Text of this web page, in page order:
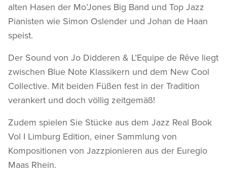
alten Hasen der Mo’Jones Big Band und Top Jazz
Pianisten wie Simon Oslender und Johan de Haan
speist.
Der Sound von Jo Didderen & L’Equipe de Rêve liegt
zwischen Blue Note Klassikern und dem New Cool
Collective. Mit beiden Füßen fest in der Tradition
verankert und doch völlig zeitgemäß!
Zudem spielen Sie Stücke aus dem Jazz Real Book
Vol I Limburg Edition, einer Sammlung von
Kompositionen von Jazzpionieren aus der Euregio
Maas Rhein.